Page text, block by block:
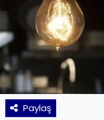
Paylaş
POLİTİKA
SAĞLIK
Siyaset
SPOR